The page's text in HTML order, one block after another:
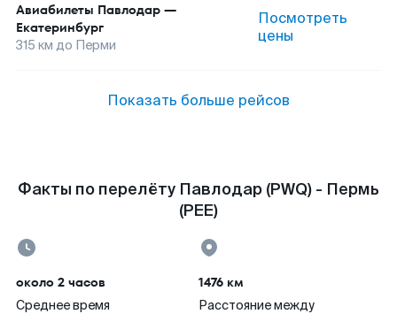
Авиабилеты Павлодар —
Екатеринбург
315 км до Перми
Посмотреть
цены
Показать больше рейсов
Факты по перелёту Павлодар (PWQ) - Пермь
(PEE)
около 2 часов
Среднее время
1476 км
Расстояние между